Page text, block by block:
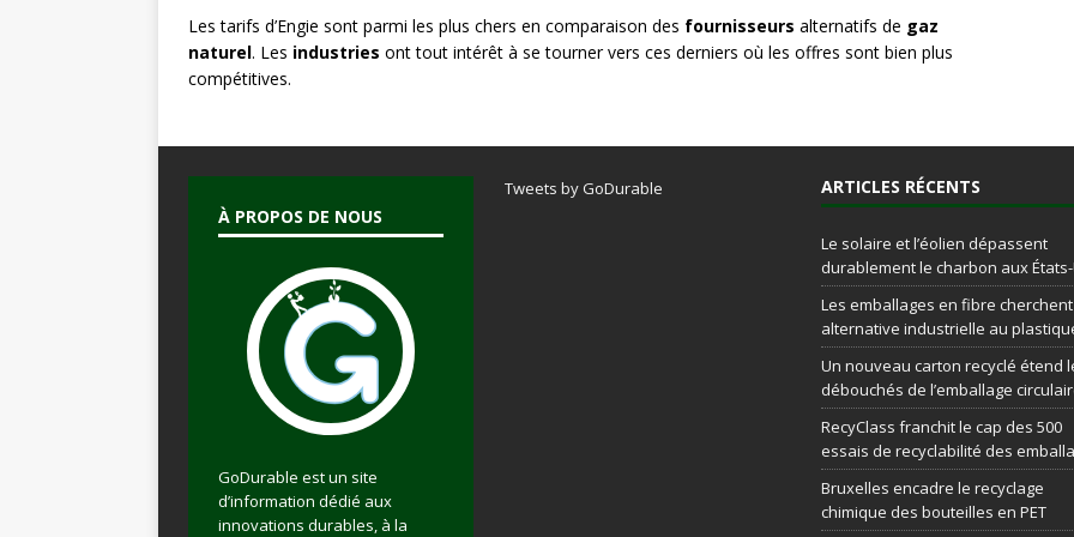
Les tarifs d’Engie sont parmi les plus chers en comparaison des fournisseurs alternatifs de gaz
naturel. Les industries ont tout intérêt à se tourner vers ces derniers où les offres sont bien plus
compétitives.
À PROPOS DE NOUS
GoDurable est un site
d’information dédié aux
innovations durables, à la
Tweets by GoDurable ARTICLES RÉCENTS
Le solaire et l’éolien dépassent
durablement le charbon aux
Les emballages en fibre
alternative industrielle au
Un nouveau carton recyclé étend
débouchés de l’emballage
RecyClass franchit le cap des 500
essais de recyclabilité des
Bruxelles encadre le recyclage
chimique des bouteilles en PET